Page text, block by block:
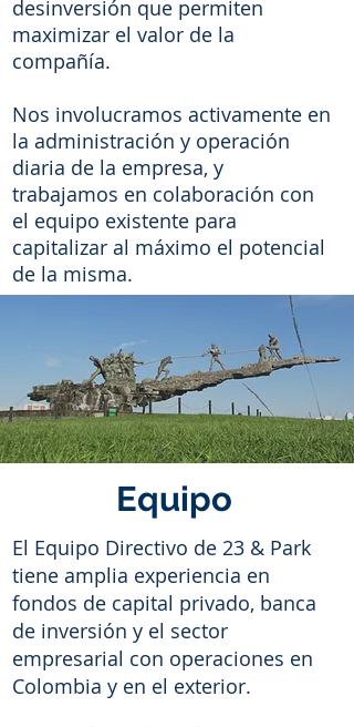
desinversión que permiten
maximizar el valor de la
compañía.
Nos involucramos activamente en
la administración y operación
diaria de la empresa, y
trabajamos en colaboración con
el equipo existente para
capitalizar al máximo el potencial
de la misma.
Equipo
El Equipo Directivo de 23 & Park
tiene amplia experiencia en
fondos de capital privado, banca
de inversión y el sector
empresarial con operaciones en
Colombia y en el exterior.